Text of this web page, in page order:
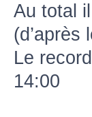
Au total
(d’après
Le
14:00